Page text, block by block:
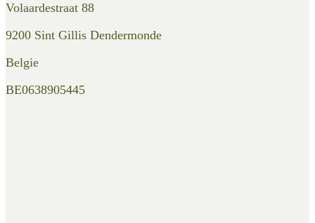
Volaardestraat 88
9200 Sint Gillis Dendermonde
Belgie
BE0638905445